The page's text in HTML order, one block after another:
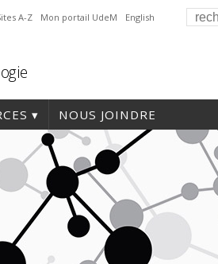
A-Z Mon portail UdeM English
NOUS JOINDRE